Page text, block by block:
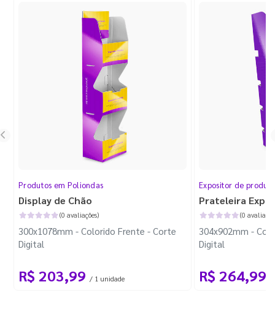
Produtos em Poliondas
Display de Chão
(0 avaliações)
300x1078mm - Colorido Frente - Corte
Digital
R$ 203,99 / 1 unidade
Expositor de
Prateleira
(0
304x902mm -
Digital
R$ 264,99